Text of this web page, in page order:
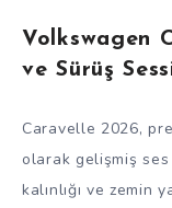
Volkswagen
ve Sürüş
Caravelle 2026,
olarak gelişmiş ses
kalınlığı ve zemin